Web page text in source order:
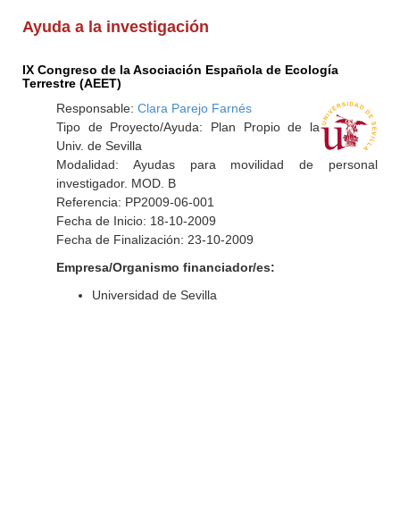
Ayuda a la investigación
IX Congreso de la Asociación Española de Ecología
Terrestre (AEET)
Responsable: Clara Parejo Farnés
Tipo de Proyecto/Ayuda: Plan Propio de la
Univ. de Sevilla
Modalidad: Ayudas para movilidad de personal
investigador. MOD. B
Referencia: PP2009-06-001
Fecha de Inicio: 18-10-2009
Fecha de Finalización: 23-10-2009
Empresa/Organismo financiador/es:
Universidad de Sevilla